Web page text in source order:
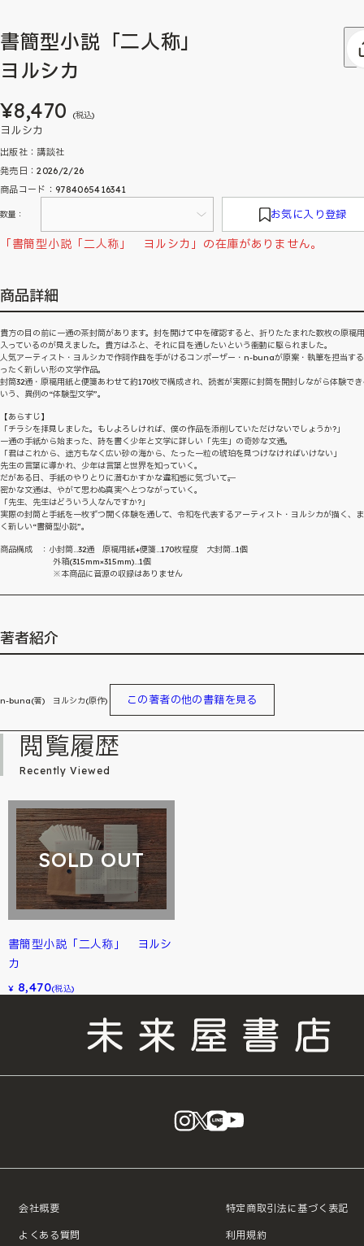
書簡型小説「二人称」
ヨルシカ
¥8,470 (税込)
ヨルシカ
出版社：講談社
発売日：2026/2/26
商品コード：9784065416341
数量： お気に入り登録
「書簡型小説「二人称」 ヨルシカ」の在庫がありません。
商品詳細
貴方の目の前に一通の茶封筒があります。封を開けて中を確認すると、折りたたまれた数枚の原稿
入っているのが見えました。貴方はふと、それに目を通したいという衝動に駆られました。
人気アーティスト・ヨルシカで作詞作曲を手がけるコンポーザー・n-bunaが原案・執筆を担当す
ったく新しい形の文学作品。
封筒32通・原稿用紙と便箋あわせて約170枚で構成され、読者が実際に封筒を開封しながら体験で
いう、異例の“体験型文学”。
【あらすじ】
「チラシを拝見しました。もしよろしければ、僕の作品を添削していただけないでしょうか?」
一通の手紙から始まった、詩を書く少年と文学に詳しい「先生」の奇妙な文通。
「君はこれから、途方もなく広い砂の海から、たった一粒の琥珀を見つけなければいけない」
先生の言葉に導かれ、少年は言葉と世界を知っていく。
だがある日、手紙のやりとりに潜むかすかな違和感に気づいて──。
密かな文通は、やがて思わぬ真実へとつながっていく。
「先生、先生はどういう人なんですか?」
実際の封筒と手紙を一枚ずつ開く体験を通して、令和を代表するアーティスト・ヨルシカが描く、
く新しい“書簡型小説”。
商品構成 ：小封筒…32通 原稿用紙+便箋…170枚程度 大封筒…1個
外箱(315mm×315mm)…1個
※本商品に音源の収録はありません
著者紹介
n-buna(著) ヨルシカ(原作) この著者の他の書籍を見る
閲覧履歴
Recently Viewed
SOLD OUT
書簡型小説「二人称」 ヨルシ
カ
¥ 8,470(税込)
instagram
X LINE
会社概要
よくある質問
特定商取引法に基づく表記
利用規約